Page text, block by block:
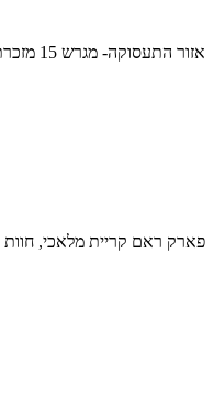
אזור התעסוקה- מגרש 15 מזכרת בתיה, נספח ניקוז לשלב התב"ע
פארק ראם קריית מלאכי, חוות